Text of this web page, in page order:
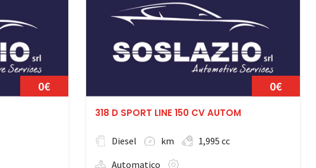
0€ 0€
318 D SPORT LINE 150 CV AUTOM
Diesel km
1,995 cc
Automatico